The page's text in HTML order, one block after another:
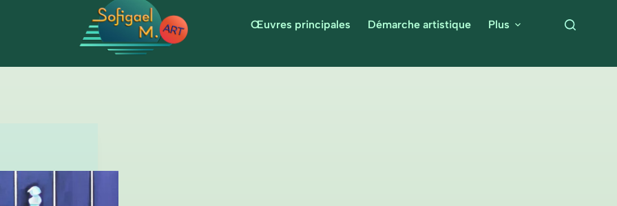
Œuvres principales Démarche artistique Plus